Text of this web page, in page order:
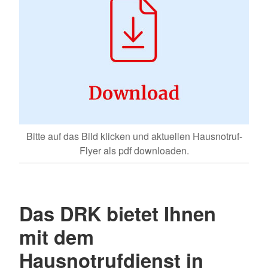
Bitte auf das Bild klicken und aktuellen Hausnotruf-
Flyer als pdf downloaden.
Das DRK bietet Ihnen
mit dem
Hausnotrufdienst in